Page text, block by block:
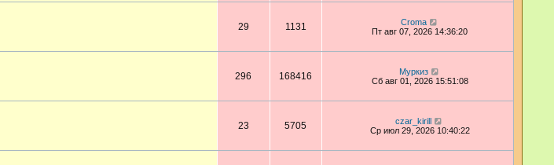
29 1131
Croma
Пт авг 07, 2026 14:36:20
296 168416
Муркиз
Сб авг 01, 2026 15:51:08
23 5705
czar_kirill
Ср июл 29, 2026 10:40:22